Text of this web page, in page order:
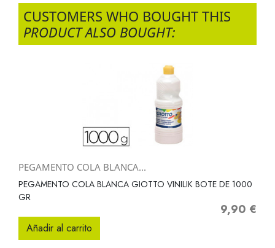
CUSTOMERS WHO BOUGHT THIS
PRODUCT ALSO BOUGHT:
PEGAMENTO COLA BLANCA...
PEGAMENTO COLA BLANCA GIOTTO VINILIK BOTE DE 1000
GR
Precio
9,90 €
Añadir al carrito